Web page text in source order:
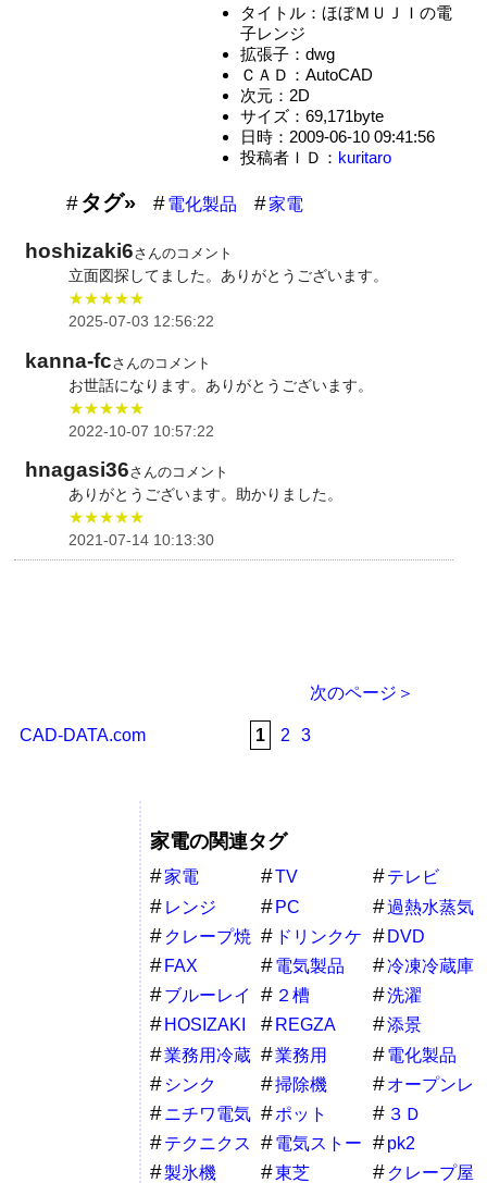
タイトル：ほぼＭＵＪＩの電
子レンジ
拡張子：dwg
ＣＡＤ：AutoCAD
次元：2D
サイズ：69,171byte
日時：2009-06-10 09:41:56
投稿者ＩＤ： kuritaro
タグ» 電化製品 家電
hoshizaki6さんのコメント
立面図探してました。ありがとうございます。
★★★★★
2025-07-03 12:56:22
kanna-fcさんのコメント
お世話になります。ありがとうございます。
★★★★★
2022-10-07 10:57:22
hnagasi36さんのコメント
ありがとうございます。助かりました。
★★★★★
2021-07-14 10:13:30
次のページ＞
CAD-DATA.com 1 2 3
家電の関連タグ
家電 TV
テレビ
レンジ
PC
過熱水蒸気
クレープ焼
き機器
ドリンクケ
ース
DVD
FAX
電気製品
冷凍冷蔵庫
ブルーレイ
２槽
洗濯
HOSIZAKI
REGZA
添景
業務用冷蔵
庫
業務用
電化製品
シンク
掃除機
オープンレ
ンジ
ニチワ電気 ポット
３Ｄ
テクニクス
電気ストー
ブ
pk2
製氷機
東芝 クレープ屋